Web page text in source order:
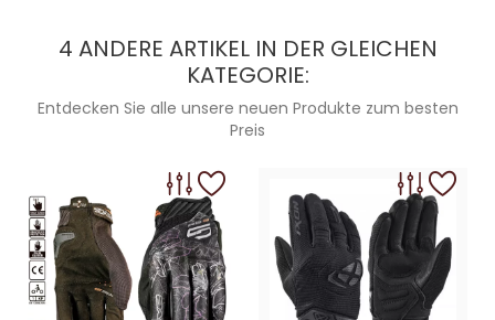
4 ANDERE ARTIKEL IN DER GLEICHEN
KATEGORIE:
Entdecken Sie alle unsere neuen Produkte zum besten
Preis